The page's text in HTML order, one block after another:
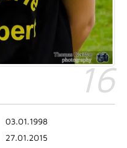
16
03.01.1998
27.01.2015